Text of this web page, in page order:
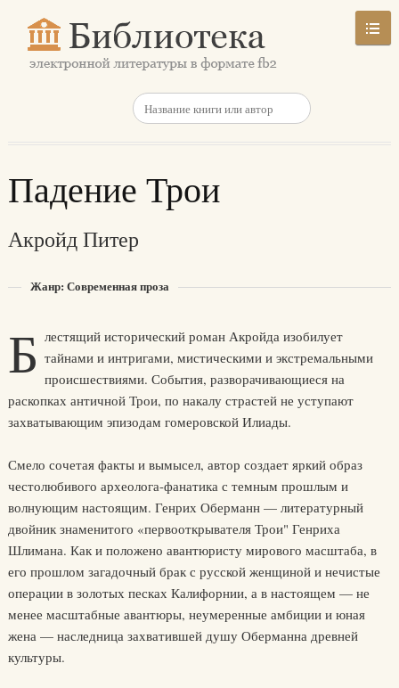
Падение Трои
Акройд Питер
Жанр: Современная проза
Б лестящий исторический роман Акройда изобилует
тайнами и интригами, мистическими и экстремальными
происшествиями. События, разворачивающиеся на
раскопках античной Трои, по накалу страстей не уступают
захватывающим эпизодам гомеровской Илиады.
Смело сочетая факты и вымысел, автор создает яркий образ
честолюбивого археолога-фанатика с темным прошлым и
волнующим настоящим. Генрих Оберманн — литературный
двойник знаменитого «первооткрывателя Трои" Генриха
Шлимана. Как и положено авантюристу мирового масштаба, в
его прошлом загадочный брак с русской женщиной и нечистые
операции в золотых песках Калифорнии, а в настоящем — не
менее масштабные авантюры, неумеренные амбиции и юная
жена — наследница захватившей душу Оберманна древней
культуры.